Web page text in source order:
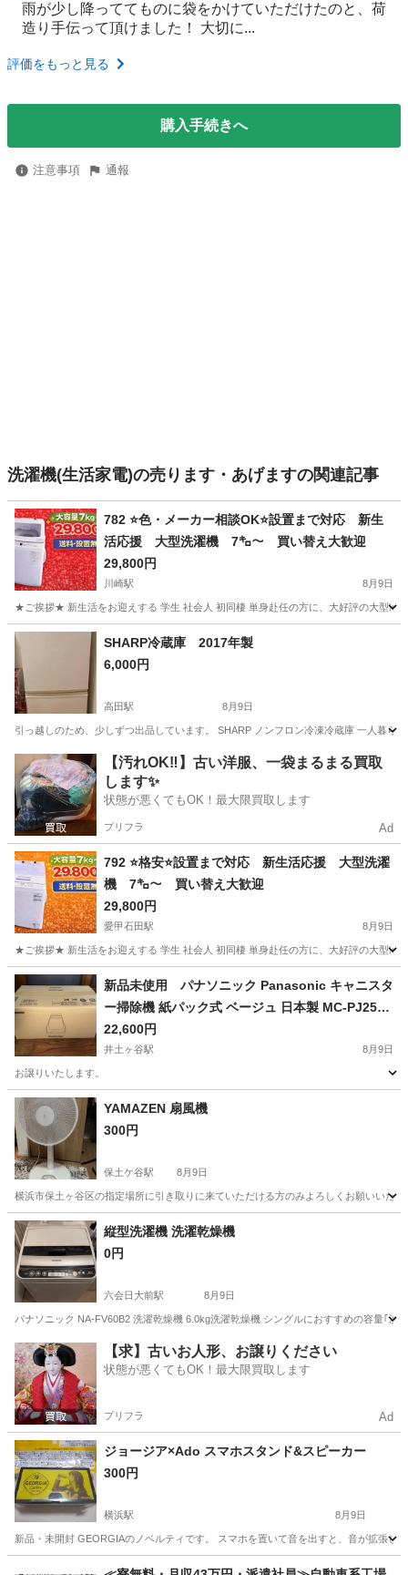
雨が少し降っててものに袋をかけていただけたのと、荷
造り手伝って頂けました！ 大切に...
評価をもっと見る
購入手続きへ
注意事項 通報
洗濯機(生活家電)の売ります・あげますの関連記事
782 ⭐️色・メーカー相談OK⭐️設置まで対応 新生
活応援 大型洗濯機 7㌔〜 買い替え大歓迎
29,800円
川崎駅 8月9日
★ご挨拶★ 新生活をお迎えする 学生 社会人 初同棲 単身赴任の方に、大好評の大型冷
神奈川 川崎市 川崎駅 生活家電 商品
SHARP冷蔵庫 2017年製
6,000円
高田駅 8月9日
引っ越しのため、少しずつ出品しています。 SHARP ノンフロン冷凍冷蔵庫 一人暮
神奈川 横浜市 高田駅 キッチン家電
【汚れOK‼️】古い洋服、一袋まるまる買取
します✨
状態が悪くてもOK！最大限買取します
プリフラ Ad
792 ⭐️格安⭐️設置まで対応 新生活応援 大型洗濯
機 7㌔〜 買い替え大歓迎
29,800円
愛甲石田駅 8月9日
★ご挨拶★ 新生活をお迎えする 学生 社会人 初同棲 単身赴任の方に、大好評の大型冷
神奈川 厚木市 愛甲石田駅 生活家電
新品未使用 パナソニック Panasonic キャニスタ
ー掃除機 紙パック式 ベージュ 日本製 MC-PJ25G-
C
22,600円
井土ヶ谷駅 8月9日
お譲りいたします。
神奈川 横浜市 井土ヶ谷駅 生活家電
YAMAZEN 扇風機
300円
保土ケ谷駅 8月9日
横浜市保土ヶ谷区の指定場所に引き取りに来ていただける方のみよろしくお願いいたし
神奈川 横浜市 保土ケ谷駅 季節、空調家電
縦型洗濯機 洗濯乾燥機
0円
六会日大前駅 8月9日
パナソニック NA-FV60B2 洗濯乾燥機 6.0kg洗濯乾燥機 シングルにおすすめの容量｢
神奈川 六会日大前駅 生活家電
【求】古いお人形、お譲りください
状態が悪くてもOK！最大限買取します
プリフラ Ad
ジョージア×Ado スマホスタンド&スピーカー
300円
横浜駅 8月9日
新品・未開封 GEORGIAのノベルティです。 スマホを置いて音を出すと、音が拡張し
横浜駅 オーディオ ジョージア